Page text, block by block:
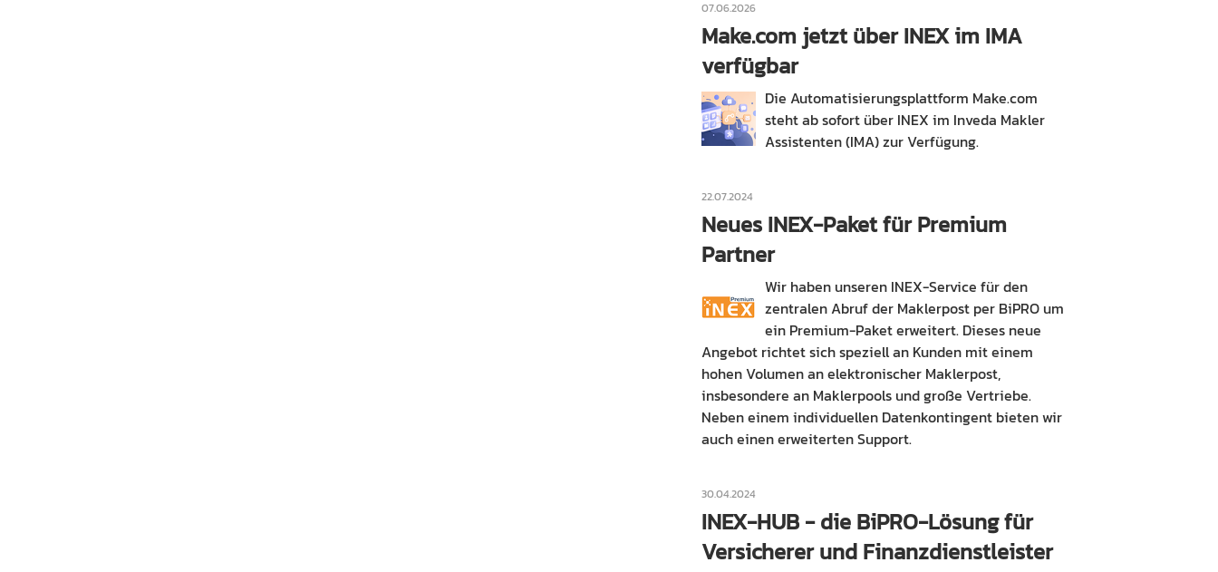
07.06.2026
Make.com jetzt über INEX im IMA
verfügbar
Die Automatisierungsplattform Make.com
steht ab sofort über INEX im Inveda Makler
Assistenten (IMA) zur Verfügung.
22.07.2024
Neues INEX-Paket für Premium
Partner
Wir haben unseren INEX-Service für den
zentralen Abruf der Maklerpost per BiPRO um
ein Premium-Paket erweitert. Dieses neue
Angebot richtet sich speziell an Kunden mit einem
hohen Volumen an elektronischer Maklerpost,
insbesondere an Maklerpools und große Vertriebe.
Neben einem individuellen Datenkontingent bieten wir
auch einen erweiterten Support.
30.04.2024
INEX-HUB - die BiPRO-Lösung für
Versicherer und Finanzdienstleister